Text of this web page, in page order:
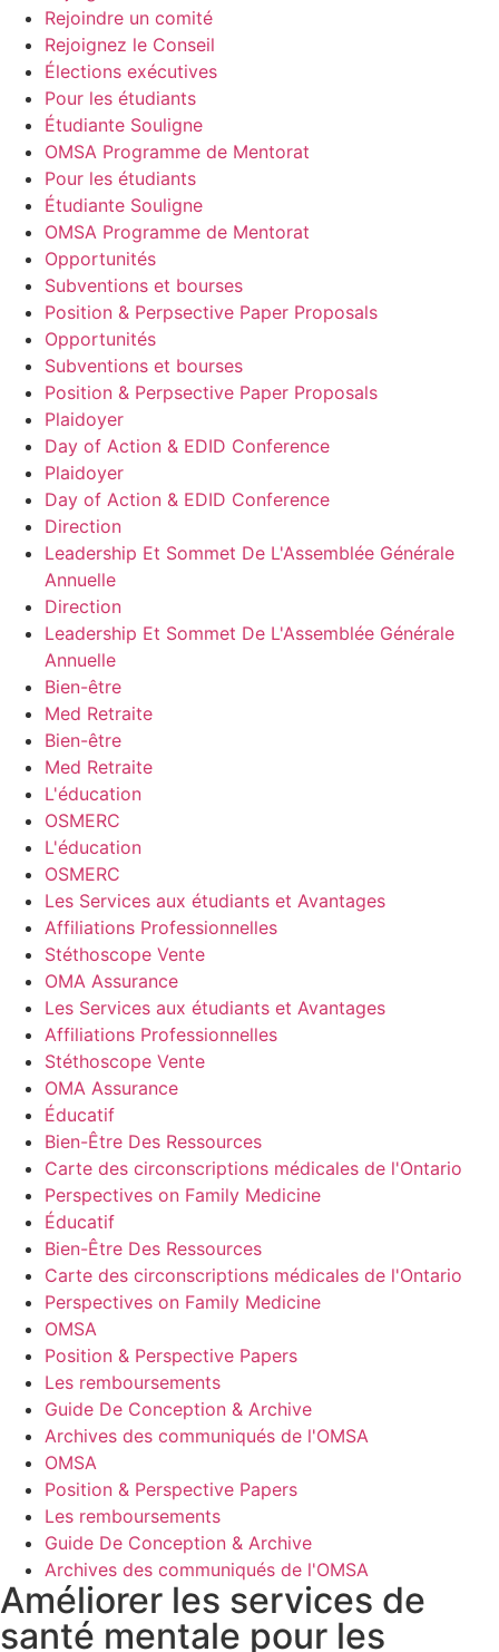
Rejoindre un comité
Rejoignez le Conseil
Élections exécutives
Pour les étudiants
Étudiante Souligne
OMSA Programme de Mentorat
Pour les étudiants
Étudiante Souligne
OMSA Programme de Mentorat
Opportunités
Subventions et bourses
Position & Perpsective Paper Proposals
Opportunités
Subventions et bourses
Position & Perpsective Paper Proposals
Plaidoyer
Day of Action & EDID Conference
Plaidoyer
Day of Action & EDID Conference
Direction
Leadership Et Sommet De L'Assemblée Générale
Annuelle
Direction
Leadership Et Sommet De L'Assemblée Générale
Annuelle
Bien-être
Med Retraite
Bien-être
Med Retraite
L'éducation
OSMERC
L'éducation
OSMERC
Les Services aux étudiants et Avantages
Affiliations Professionnelles
Stéthoscope Vente
OMA Assurance
Les Services aux étudiants et Avantages
Affiliations Professionnelles
Stéthoscope Vente
OMA Assurance
Éducatif
Bien-Être Des Ressources
Carte des circonscriptions médicales de l'Ontario
Perspectives on Family Medicine
Éducatif
Bien-Être Des Ressources
Carte des circonscriptions médicales de l'Ontario
Perspectives on Family Medicine
OMSA
Position & Perspective Papers
Les remboursements
Guide De Conception & Archive
Archives des communiqués de l'OMSA
OMSA
Position & Perspective Papers
Les remboursements
Guide De Conception & Archive
Archives des communiqués de l'OMSA
Améliorer les services de
santé mentale pour les